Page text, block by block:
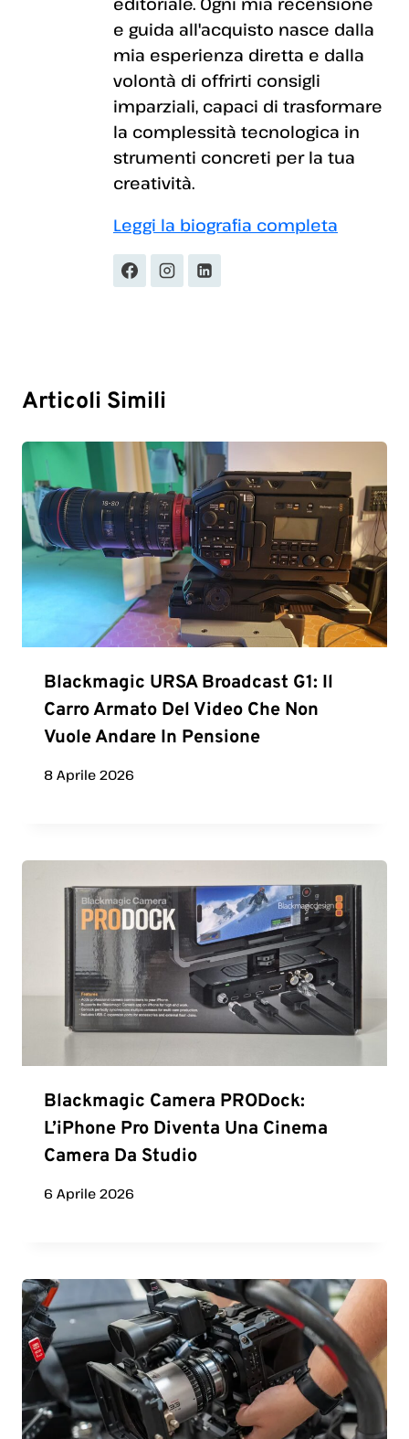
e guida all'acquisto nasce dalla
mia esperienza diretta e dalla
volontà di offrirti consigli
imparziali, capaci di trasformare
la complessità tecnologica in
strumenti concreti per la tua
creatività.
Leggi la biografia completa
Articoli Simili
Blackmagic URSA Broadcast G1: Il
Carro Armato Del Video Che Non
Vuole Andare In Pensione
8 Aprile 2026
Blackmagic Camera PRODock:
L’iPhone Pro Diventa Una Cinema
Camera Da Studio
6 Aprile 2026